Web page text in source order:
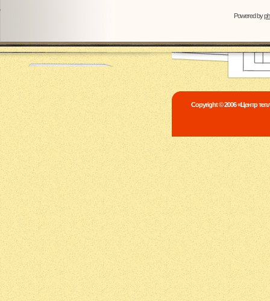
Powered by
Copyright © 2006 «Центр